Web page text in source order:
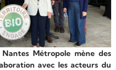
Métropole mène des
avec les acteurs du